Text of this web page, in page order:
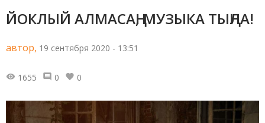
ЙОКЛЫЙ АЛМАСАҢ, МУЗЫКА ТЫҢЛА!
автор, 19 сентября 2020 - 13:51
1655 0 0